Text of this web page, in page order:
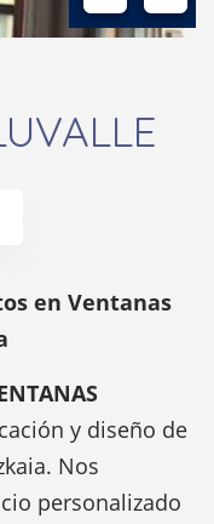
en Ventanas
y diseño de
Nos
personalizado